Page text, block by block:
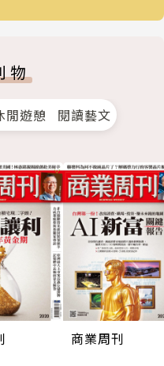
物
閒遊憩 閱讀藝文
商業周刊